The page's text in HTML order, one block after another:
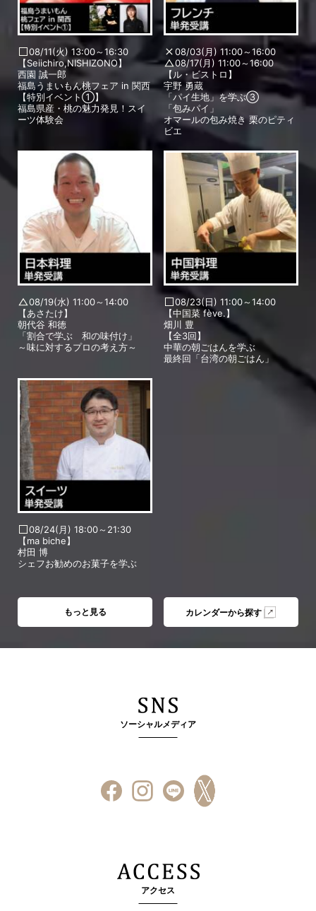
08/11(火) 13:00～16:30
【Seiichiro,NISHIZONO】
西園 誠一郎
福島うまいもん桃フェア in 関西
【特別イベント①】
福島県産・桃の魅力発見！スイ
ーツ体験会
08/03(月) 11:00～16:00
08/17(月) 11:00～16:00
【ル・ビストロ】
宇野 勇蔵
「パイ生地」を学ぶ③
「包みパイ」
オマールの包み焼き 栗のピティ
ビエ
08/19(水) 11:00～14:00
【あさたけ】
朝代谷 和徳
「割合で学ぶ 和の味付け」
～味に対するプロの考え方～
08/23(日) 11:00～14:00
【中国菜 fève.】
畑川 豊
【全3回】
中華の朝ごはんを学ぶ
最終回「台湾の朝ごはん」
08/24(月) 18:00～21:30
【ma biche】
村田 博
シェフお勧めのお菓子を学ぶ
もっと見る カレンダーから探す
ソーシャルメディア
アクセス